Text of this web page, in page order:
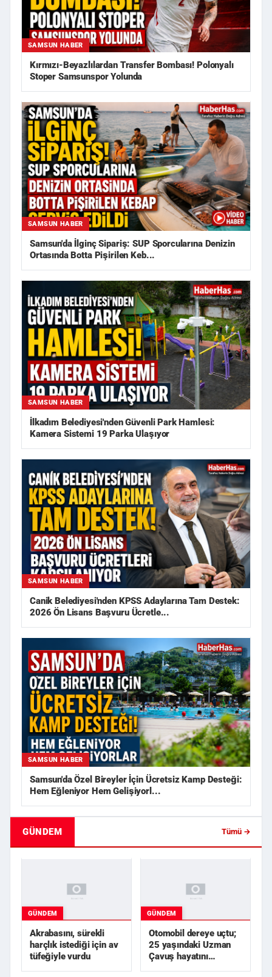
SAMSUN HABER
Kırmızı-Beyazlılardan Transfer Bombası! Polonyalı
Stoper Samsunspor Yolunda
SAMSUN HABER
Samsun'da İlginç Sipariş: SUP Sporcularına Denizin
Ortasında Botta Pişirilen Keb...
SAMSUN HABER
İlkadım Belediyesi'nden Güvenli Park Hamlesi:
Kamera Sistemi 19 Parka Ulaşıyor
SAMSUN HABER
Canik Belediyesi'nden KPSS Adaylarına Tam Destek:
2026 Ön Lisans Başvuru Ücretle...
SAMSUN HABER
Samsun'da Özel Bireyler İçin Ücretsiz Kamp Desteği:
Hem Eğleniyor Hem Gelişiyorl...
GÜNDEM Tümü →
GÜNDEM
Akrabasını, sürekli
harçlık istediği için av
tüfeğiyle vurdu
GÜNDEM
Otomobil dereye uçtu;
25 yaşındaki Uzman
Çavuş hayatını